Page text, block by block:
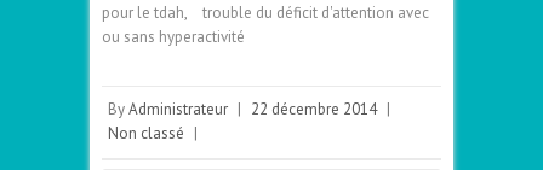
pour le tdah,
trouble du déficit d'attention avec
ou sans hyperactivité
ByAdministrateur | 22 décembre 2014 |
Non classé |